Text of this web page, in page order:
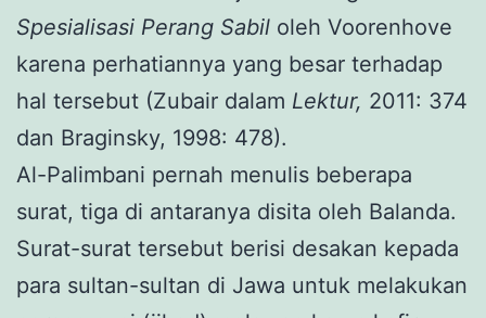
Spesialisasi Perang Sabil oleh Voorenhove
karena perhatiannya yang besar terhadap
hal tersebut (Zubair dalam Lektur, 2011: 374
dan Braginsky, 1998: 478).
Al-Palimbani pernah menulis beberapa
surat, tiga di antaranya disita oleh Balanda.
Surat-surat tersebut berisi desakan kepada
para sultan-sultan di Jawa untuk melakukan